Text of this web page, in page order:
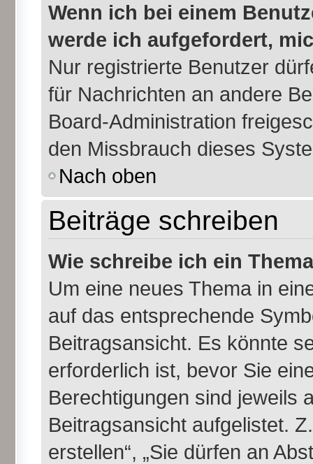
Wenn ich bei einem
werde ich aufgefordert,
Nur registrierte Benutzer
für Nachrichten an andere
Board-Administration
den Missbrauch dieses
Nach oben
Beiträge schreiben
Wie schreibe ich ein
Um eine neues Thema in
auf das entsprechende
Beitragsansicht. Es könnte
erforderlich ist, bevor Sie
Berechtigungen sind jeweils
Beitragsansicht aufgelistet.
erstellen“, „Sie dürfen an